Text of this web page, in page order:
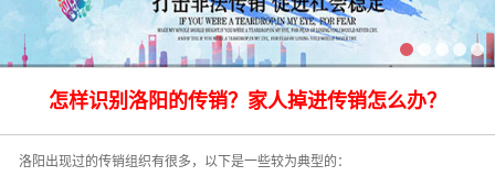
怎样识别洛阳的传销？家人掉进传销怎么办？
洛阳出现过的传销组织有很多，以下是一些较为典型的：